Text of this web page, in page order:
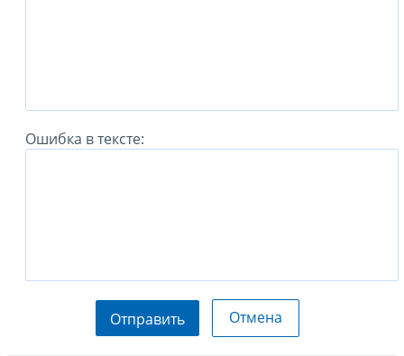
Ошибка в тексте:
Отправить Отмена